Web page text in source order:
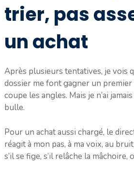
trier, pas
un achat
Après plusieurs tentatives, je vois
dossier me font gagner un
coupe les angles. Mais je n’ai
bulle.
Pour un achat aussi chargé, le
réagit à mon pas, à ma voix, au
s’il se fige, s’il relâche la